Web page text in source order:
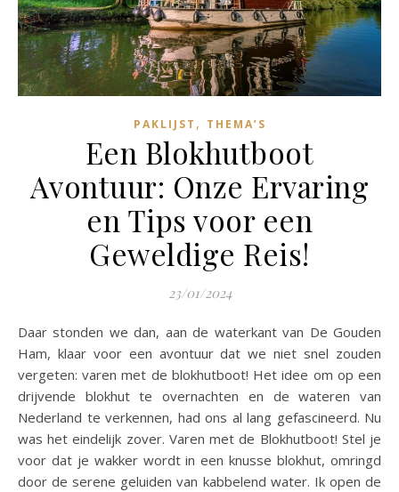
PAKLIJST , THEMA’S
Een Blokhutboot
Avontuur: Onze Ervaring
en Tips voor een
Geweldige Reis!
23/01/2024
Daar stonden we dan, aan de waterkant van De Gouden
Ham, klaar voor een avontuur dat we niet snel zouden
vergeten: varen met de blokhutboot! Het idee om op een
drijvende blokhut te overnachten en de wateren van
Nederland te verkennen, had ons al lang gefascineerd. Nu
was het eindelijk zover. Varen met de Blokhutboot! Stel je
voor dat je wakker wordt in een knusse blokhut, omringd
door de serene geluiden van kabbelend water. Ik open de